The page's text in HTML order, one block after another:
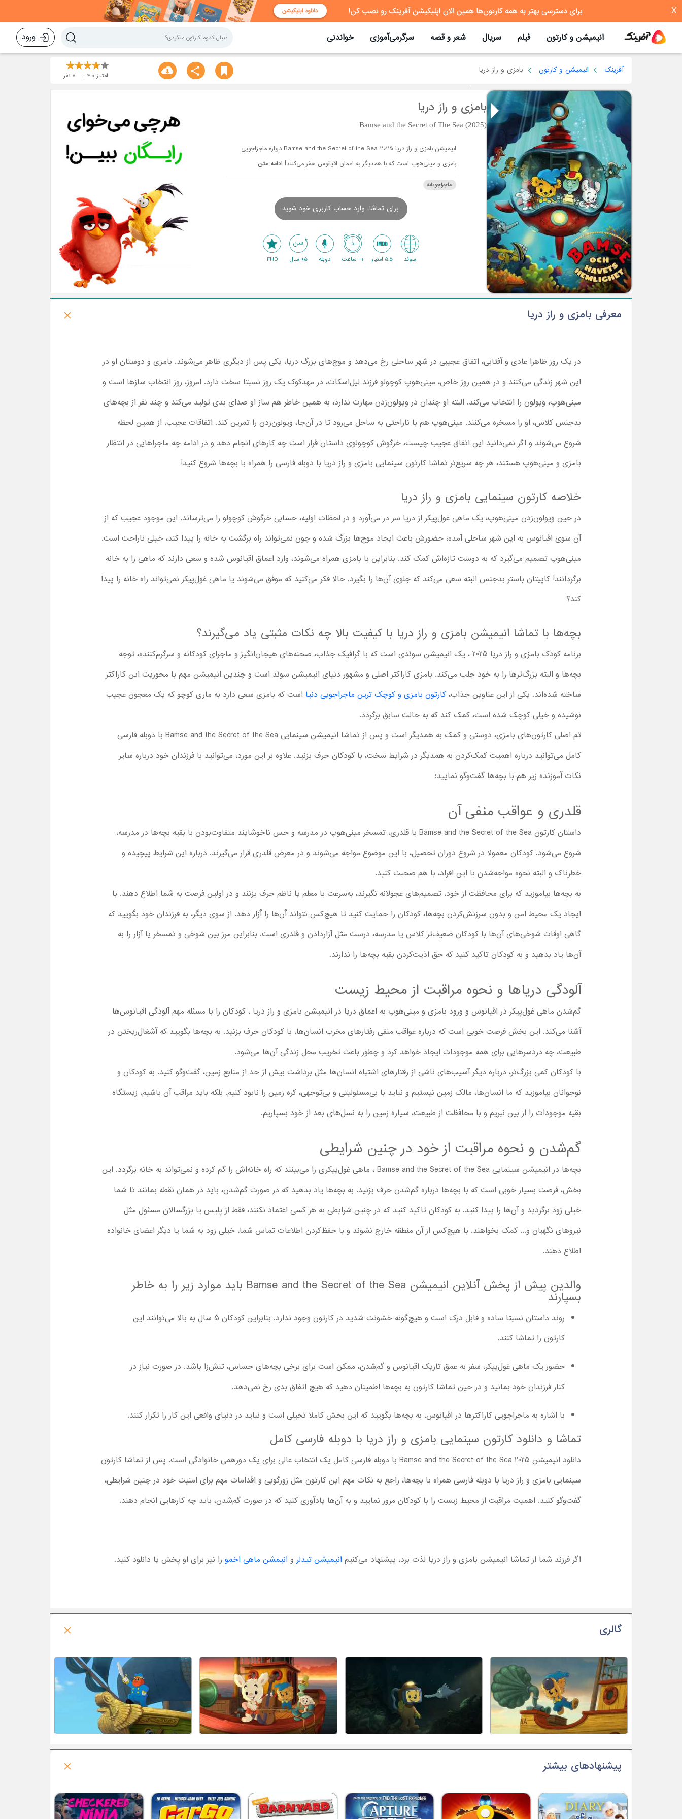
X
انیمیشن و کارتون فیلم سریال شعر و قصه سرگرمی‌آموزی خواندنی ورود
آفرینک انیمیشن و کارتون بامزی و راز دریا
امتیاز 4.0
8 نفر
بامزی و راز دریا
Bamse and the Secret of The Sea (2025)
انیمیشن بامزی و راز دریا Bamse and the Secret of the Sea 2025 درباره ماجراجویی
بامزی و مینی‌هوپ است که با همدیگر به اعماق اقیانوس سفر می‌کنند! ادامه متن
ماجراجویانه
برای تماشا، وارد حساب کاربری خود شوید
سوئد 5.5 امتیاز 1+ ساعت دوبله 5+ سال FHD
معرفی بامزی و راز دریا
در یک روز ظاهرا عادی و آفتابی، اتفاق عجیبی در شهر ساحلی رخ می‌دهد و موج‌های بزرگ دریا، یکی پس از دیگری ظاهر می‌شوند. بامزی و دوستان او در
این شهر زندگی می‌کنند و در همین روز خاص، مینی‌هوپ کوچولو فرزند لیل‌اسکات، در مهدکوک یک روز نسبتا سخت دارد. امروز، روز انتخاب سازها است و
مینی‌هوپ، ویولون را انتخاب می‌کند. البته او چندان در ویولون‌زدن مهارت ندارد، به همین خاطر هم ساز او صدای بدی تولید می‌کند و چند نفر از بچه‌های
بدجنس کلاس، او را مسخره می‌کنند. مینی‌هوپ هم با ناراحتی به ساحل می‌رود تا در آن‌جا، ویولون‌زدن را تمرین کند. اتفاقات عجیب، از همین لحظه
شروع می‌شوند و اگر نمی‌دانید این اتفاق عجیب چیست، خرگوش کوچولوی داستان قرار است چه کارهای انجام دهد و در ادامه چه ماجراهایی در انتظار
بامزی و مینی‌هوپ هستند، هر چه سریع‌تر تماشا کارتون سینمایی بامزی و راز دریا با دوبله فارسی را همراه با بچه‌ها شروع کنید!
خلاصه کارتون سینمایی بامزی و راز دریا
در حین ویولون‌زدن مینی‌هوپ، یک ماهی غول‌پیکر از دریا سر در می‌آورد و در لحظات اولیه، حسابی خرگوش کوچولو را می‌ترساند. این موجود عجیب که از
آن سوی اقیانوس به این شهر ساحلی آمده، حضورش باعث ایجاد موج‌ها بزرگ شده و چون نمی‌تواند راه برگشت به خانه را پیدا کند، خیلی ناراحت است.
مینی‌هوپ تصمیم می‌گیرد که به دوست تازه‌اش کمک کند. بنابراین با بامزی همراه می‌شوند، وارد اعماق اقیانوس شده و سعی دارند که ماهی را به خانه
برگردانند! کاپیتان باستر بدجنس البته سعی می‌کند که جلوی آن‌ها را بگیرد. حالا فکر می‌کنید که موفق می‌شوند یا ماهی غول‌پیکر نمی‌تواند راه خانه را پیدا
کند؟
بچه‌ها با تماشا انیمیشن بامزی و راز دریا با کیفیت بالا چه نکات مثبتی یاد می‌گیرند؟
برنامه کودک بامزی و راز دریا 2025 ، یک انیمیشن سوئدی است که با گرافیک جذاب، صحنه‌های هیجان‌انگیز و ماجرای کودکانه و سرگرم‌کننده، توجه
بچه‌ها و البته بزرگ‌ترها را به خود جلب می‌کند. بامزی کاراکتر اصلی و مشهور دنیای انیمیشن سوئد است و چندین انیمیشن مهم با محوریت این کاراکتر
ساخته شده‌اند. یکی از این عناوین جذاب، کارتون بامزی و کوچک ترین ماجراجویی دنیا است که بامزی سعی دارد به ماری کوچو که یک معجون عجیب
نوشیده و خیلی کوچک شده است، کمک کند که به حالت سابق برگردد.
تم اصلی کارتون‌های بامزی، دوستی و کمک به همدیگر است و پس از تماشا انیمیشن سینمایی Bamse and the Secret of the Sea با دوبله فارسی
کامل می‌توانید درباره اهمیت کمک‌کردن به همدیگر در شرایط سخت، با کودکان حرف بزنید. علاوه بر این مورد، می‌توانید با فرزندان خود درباره سایر
نکات آموزنده زیر هم با بچه‎‌ها گفت‌وگو نمایید:
قلدری و عواقب منفی آن
داستان کارتون Bamse and the Secret of the Sea با قلدری، تمسخر مینی‌هوپ در مدرسه و حس ناخوشایند متفاوت‌بودن با بقیه بچه‌ها در مدرسه،
شروع می‌شود. کودکان معمولا در شروع دوران تحصیل، با این موضوع مواجه می‌شوند و در معرض قلدری قرار می‌گیرند. درباره این شرایط پیچیده و
خطرناک و البته نحوه مواجه‌شدن با این افراد، با هم صحبت کنید.
به بچه‌ها بیاموزید که برای محافظت از خود، تصمیم‌های عجولانه نگیرند، به‌سرعت با معلم یا ناظم حرف بزنند و در اولین فرصت به شما اطلاع دهند. با
ایجاد یک محیط امن و بدون سرزنش‌کردن بچه‌ها، کودکان را حمایت کنید تا هیچ‌کس نتواند آن‌ها را آزار دهد. از سوی دیگر، به فرزندان خود بگویید که
گاهی اوقات شوخی‌های آن‌ها با کودکان ضعیف‌تر کلاس یا مدرسه، درست مثل آزاردادن و قلدری است. بنابراین مرز بین شوخی و تمسخر یا آزار را به
آن‌ها یاد بدهید و به کودکان تاکید کنید که حق اذیت‌کردن بقیه بچه‌ها را ندارند.
آلودگی دریاها و نحوه مراقبت از محیط زیست
گم‌شدن ماهی غول‌پیکر در اقیانوس و ورود بامزی و مینی‌هوپ به اعماق دریا در انیمیشن بامزی و راز دریا ، کودکان را با مسئله مهم آلودگی اقیانوس‌ها
آشنا می‌کند. این بخش فرصت خوبی است که درباره عواقب منفی رفتارهای مخرب انسان‌ها، با کودکان حرف بزنید. به بچه‌ها بگویید که آشغال‌ریختن در
طبیعت، چه دردسرهایی برای همه موجودات ایجاد خواهد کرد و چطور باعث تخریب محل زندگی آن‌ها می‌شود.
با کودکان کمی بزرگ‌تر، درباره دیگر آسیب‌های ناشی از رفتارهای اشتباه انسان‌ها مثل برداشت بیش از حد از منابع زمین، گفت‌وگو کنید. به کودکان و
نوجوانان بیاموزید که ما انسان‌ها، مالک زمین نیستیم و نباید با بی‌مسئولیتی و بی‌توجهی، کره زمین را نابود کنیم. بلکه باید مراقب آن باشیم، زیستگاه
بقیه موجودات را از بین نبریم و با محافظت از طبیعت، سیاره زمین را به نسل‌های بعد از خود بسپاریم.
گم‌شدن و نحوه مراقبت از خود در چنین شرایطی
بچه‌ها در انیمیشن سینمایی Bamse and the Secret of the Sea ، ماهی غول‌پیکری را می‌بینند که راه خانه‌اش را گم کرده و نمی‌تواند به خانه برگردد. این
بخش، فرصت بسیار خوبی است که با بچه‌ها درباره گم‌شدن حرف بزنید. به بچه‌ها یاد بدهید که در صورت گم‌شدن، باید در همان نقطه بمانند تا شما
خیلی زود برگردید و آن‌ها را پیدا کنید. به کودکان تاکید کنید که در چنین شرایطی به هر کسی اعتماد نکنند، فقط از پلیس یا بزرگسالان مسئول مثل
نیروهای نگهبان و... کمک بخواهند. با هیچ‌کس از آن منطقه خارج نشوند و با حفظ‌کردن اطلاعات تماس شما، خیلی زود به شما یا دیگر اعضای خانواده
اطلاع دهند.
والدین پیش از پخش آنلاین انیمیشن Bamse and the Secret of the Sea باید موارد زیر را به خاطر
بسپارند
روند داستان نسبتا ساده و قابل درک است و هیچ‌گونه خشونت شدید در کارتون وجود ندارد. بنابراین کودکان 5 سال به بالا می‌توانند این
کارتون را تماشا کنند.
حضور یک ماهی غول‌پیکر، سفر به عمق تاریک اقیانوس و گم‌شدن، ممکن است برای برخی بچه‌های حساس، تنش‌زا باشد. در صورت نیاز در
کنار فرزندان خود بمانید و در حین تماشا کارتون به بچه‌ها اطمینان دهید که هیچ اتفاق بدی رخ نمی‌دهد.
با اشاره به ماجراجویی کاراکترها در اقیانوس، به بچه‌ها بگویید که این بخش کاملا تخیلی است و نباید در دنیای واقعی این کار را تکرار کنند.
‌تماشا و دانلود کارتون سینمایی بامزی و راز دریا با دوبله فارسی کامل
دانلود انیمیشن Bamse and the Secret of the Sea 2025 با دوبله فارسی کامل یک انتخاب عالی برای یک دورهمی خانوادگی است. پس از تماشا کارتون
سینمایی بامزی و راز دریا با دوبله فارسی همراه با بچه‌ها، راجع به نکات مهم این کارتون مثل زورگویی و اقدامات مهم برای امنیت خود در چنین شرایطی،
گفت‌وگو کنید. اهمیت مراقبت از محیط زیست را با کودکان مرور نمایید و به آن‌ها یادآوری کنید که در صورت گم‌شدن، باید چه کارهایی انجام دهند.
اگر فرزند شما از تماشا انیمیشن بامزی و راز دریا لذت برد، پیشنهاد می‌کنیم انیمیشن تیدلر و انیمشن ماهی اخمو را نیز برای او پخش یا دانلود کنید.
گالری
پیشنهادهای بیشتر